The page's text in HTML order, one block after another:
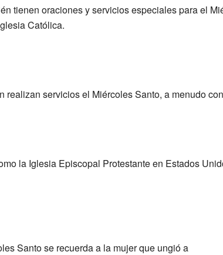
tienen oraciones y servicios especiales para el
Católica.
realizan servicios el Miércoles Santo, a menudo
la Iglesia Episcopal Protestante en Estados
Santo se recuerda a la mujer que ungió a